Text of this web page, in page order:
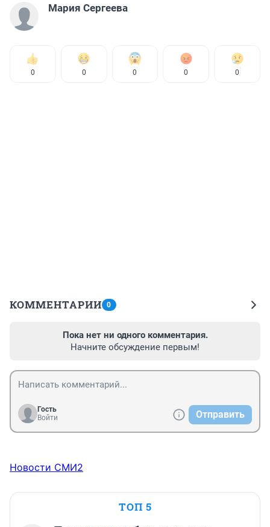
Мария Сергеева
0 0 0 0 0
КОММЕНТАРИИ 0
Пока нет ни одного комментария.
Начните обсуждение первым!
Гость
Войти
Отправить
Новости СМИ2
ТОП 5